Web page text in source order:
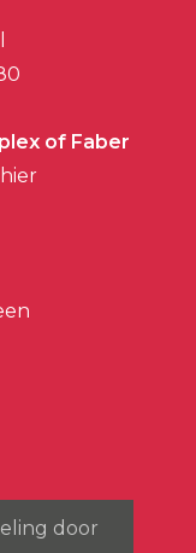
of Faber
door